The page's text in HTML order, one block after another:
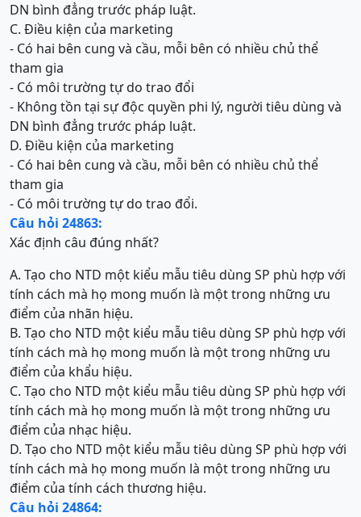
DN bình đẳng trước pháp luật.
C. Điều kiện của marketing
- Có hai bên cung và cầu, mỗi bên có nhiều chủ thể
tham gia
- Có môi trường tự do trao đổi
- Không tồn tại sự độc quyền phi lý, người tiêu dùng và
DN bình đẳng trước pháp luật.
D. Điều kiện của marketing
- Có hai bên cung và cầu, mỗi bên có nhiều chủ thể
tham gia
- Có môi trường tự do trao đổi.
Câu hỏi 24863:
Xác định câu đúng nhất?
A. Tạo cho NTD một kiểu mẫu tiêu dùng SP phù hợp với
tính cách mà họ mong muốn là một trong những ưu
điểm của nhãn hiệu.
B. Tạo cho NTD một kiểu mẫu tiêu dùng SP phù hợp với
tính cách mà họ mong muốn là một trong những ưu
điểm của khẩu hiệu.
C. Tạo cho NTD một kiểu mẫu tiêu dùng SP phù hợp với
tính cách mà họ mong muốn là một trong những ưu
điểm của nhạc hiệu.
D. Tạo cho NTD một kiểu mẫu tiêu dùng SP phù hợp với
tính cách mà họ mong muốn là một trong những ưu
điểm của tính cách thương hiệu.
Câu hỏi 24864: